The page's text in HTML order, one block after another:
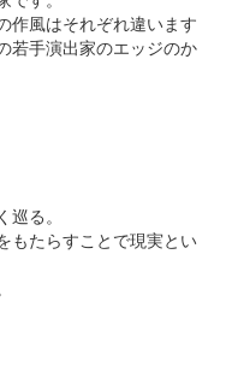
作風はそれぞれ違います
若手演出家のエッジのか
る。
もたらすことで現実とい